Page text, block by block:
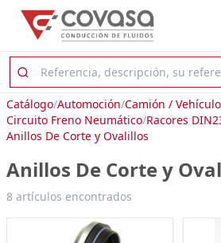
Catálogo/Automoción/Camión /
Circuito Freno Neumático/Racores
Anillos De Corte y Ovalillos
Anillos De Corte y
8 artículos encontrados